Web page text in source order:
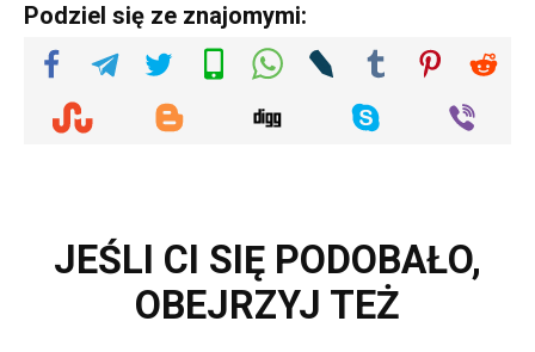
Podziel się ze znajomymi:
JEŚLI CI SIĘ PODOBAŁO,
OBEJRZYJ TEŻ